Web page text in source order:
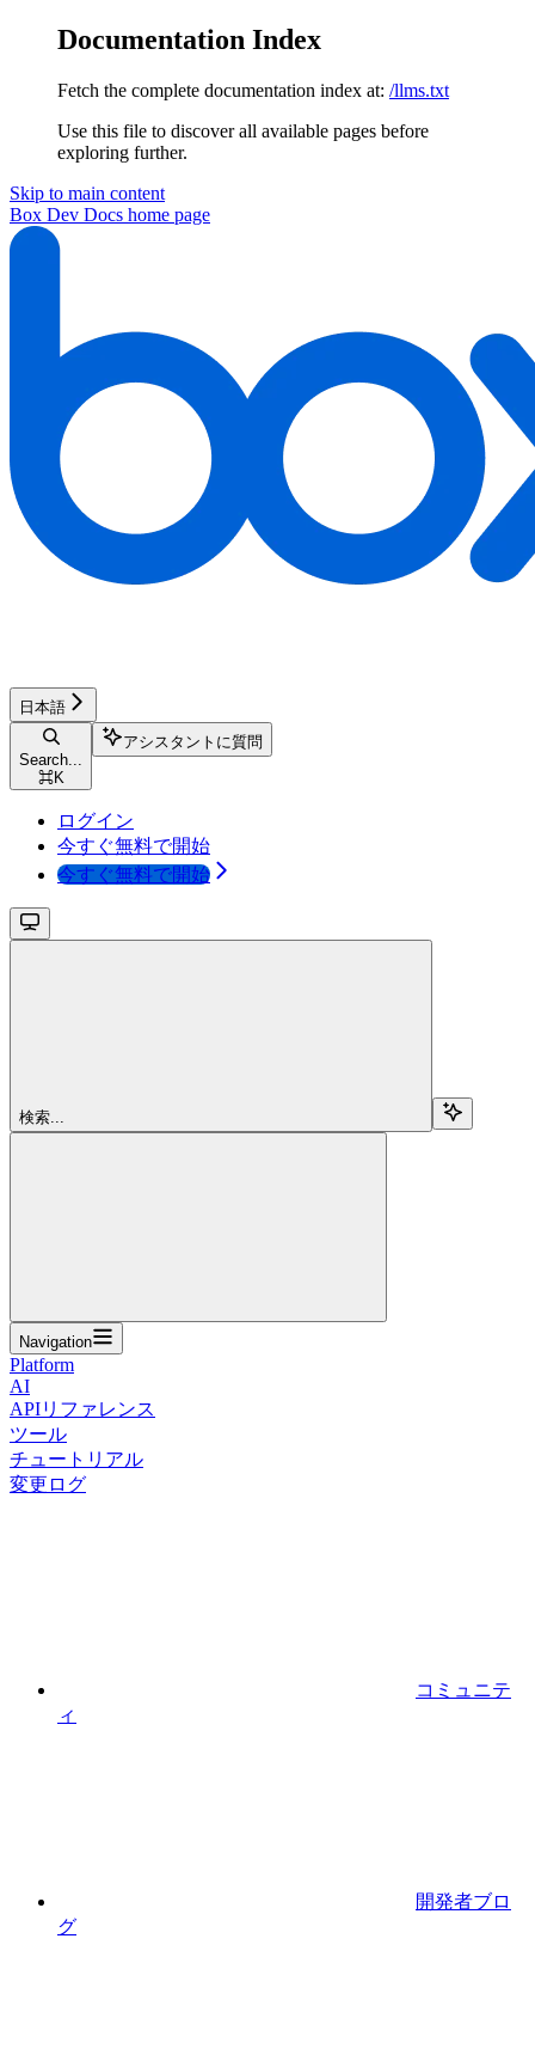
Documentation Index
Fetch the complete documentation index at: /llms.txt
Use this file to discover all available pages before
exploring further.
Skip to main content
Box Dev Docs home page
日本語
Search...
⌘K
アシスタントに質問
ログイン
今すぐ無料で開始
今すぐ無料で開始
検索...
Navigation
Platform
AI
APIリファレンス
ツール
チュートリアル
変更ログ
コミュニテ
ィ
開発者ブロ
グ